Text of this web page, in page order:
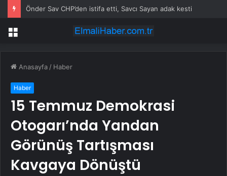
Önder Sav CHP’den istifa etti, Savcı Sayan adak kesti
Menü
Anasayfa / Haber
Haber
15 Temmuz Demokrasi
Otogarı’nda Yandan
Görünüş Tartışması
Kavgaya Dönüştü